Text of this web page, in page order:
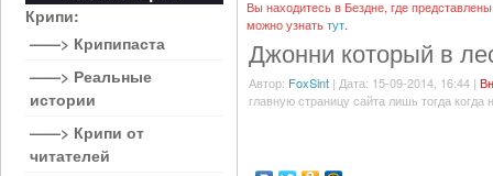
Вы находитесь в Бездне, где
можно узнатьтут.
Джонни который в
Автор: FoxSint | Дата: 15-09-2014, 16:44 |
главную страницу сайта лишь тогда
Крипи:
——> Крипипаста
——> Реальные
истории
——> Крипи от
читателей